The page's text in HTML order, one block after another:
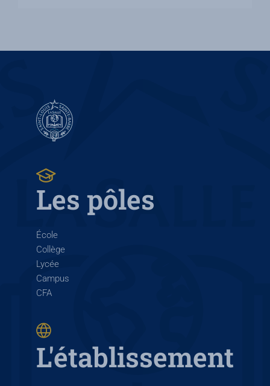
Les pôles
École
Collège
Lycée
Campus
CFA
L'établissement